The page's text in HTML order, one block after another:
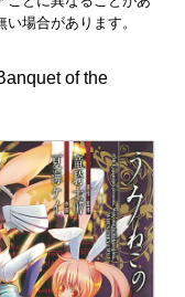
場合があります。
of the